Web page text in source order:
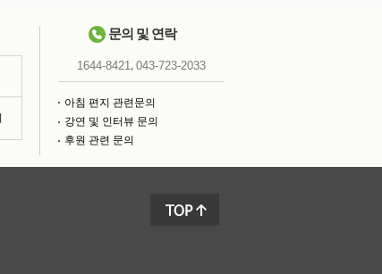
문의 및 연락
1644-8421, 043-723-2033
아침 편지 관련문의
강연 및 인터뷰 문의
후원 관련 문의